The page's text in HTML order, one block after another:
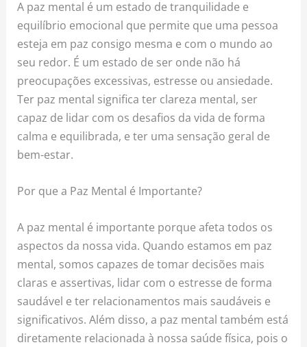
A paz mental é um estado de tranquilidade e
equilíbrio emocional que permite que uma pessoa
esteja em paz consigo mesma e com o mundo ao
seu redor. É um estado de ser onde não há
preocupações excessivas, estresse ou ansiedade.
Ter paz mental significa ter clareza mental, ser
capaz de lidar com os desafios da vida de forma
calma e equilibrada, e ter uma sensação geral de
bem-estar.
Por que a Paz Mental é Importante?
A paz mental é importante porque afeta todos os
aspectos da nossa vida. Quando estamos em paz
mental, somos capazes de tomar decisões mais
claras e assertivas, lidar com o estresse de forma
saudável e ter relacionamentos mais saudáveis e
significativos. Além disso, a paz mental também está
diretamente relacionada à nossa saúde física, pois o